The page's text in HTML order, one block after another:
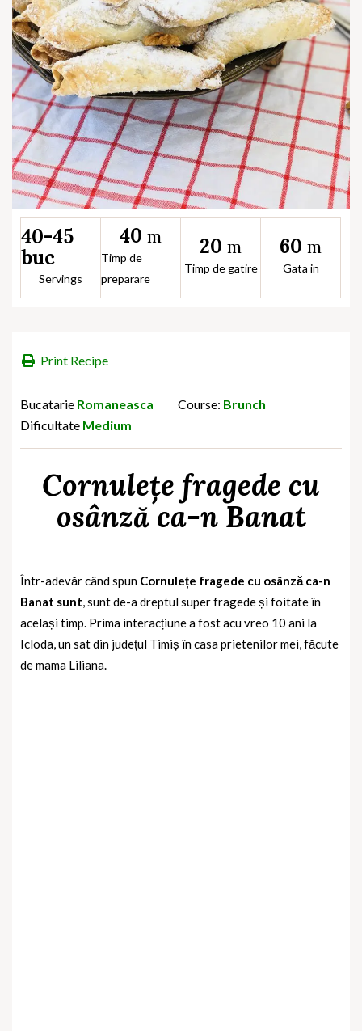
40-45
buc
Servings
40 m
Timp de
preparare
20 m
Timp de gatire
60 m
Gata in
Print Recipe
Bucatarie Romaneasca Course: Brunch
Dificultate Medium
Cornulețe fragede cu
osânză ca-n Banat
Într-adevăr când spun Cornulețe fragede cu osânză ca-n
Banat sunt, sunt de-a dreptul super fragede și foitate în
același timp. Prima interacțiune a fost acu vreo 10 ani la
Icloda, un sat din județul Timiș în casa prietenilor mei, făcute
de mama Liliana.